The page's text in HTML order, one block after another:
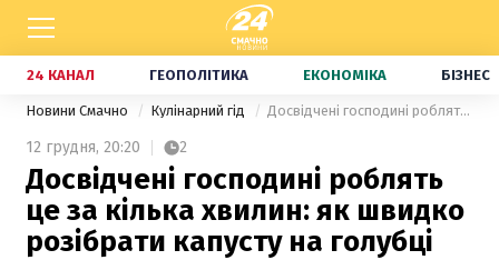
24 КАНАЛ ГЕОПОЛІТИКА ЕКОНОМІКА БІЗНЕС
Новини Смачно Кулінарний гід Досвідчені господині роблять це за кілька хвилин: як швидко розібрати капусту на голубці
12 грудня, 20:20 2
Досвідчені господині роблять
це за кілька хвилин: як швидко
розібрати капусту на голубці